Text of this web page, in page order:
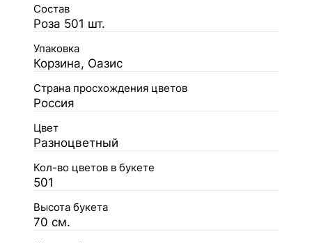
Состав
Роза 501 шт.
Упаковка
Корзина, Оазис
Страна просхождения цветов
Россия
Цвет
Разноцветный
Кол-во цветов в букете
501
Высота букета
70 см.